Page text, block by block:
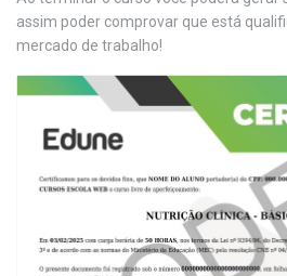
assim poder comprovar que está
mercado de trabalho!